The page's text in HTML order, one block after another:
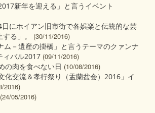
新年を迎える」と言うイベント
日にホイアン旧市街で各娯楽と伝統的な芸
る」。
(30/11/2016)
ム－遺産の掛橋」と言うテーマのクァンナ
ィバル2017 (09/11/2016)
の肉を食べない日 (10/08/2016)
化交流＆孝行祭り（盂蘭盆会）2016」イ
2016)
(24/05/2016)